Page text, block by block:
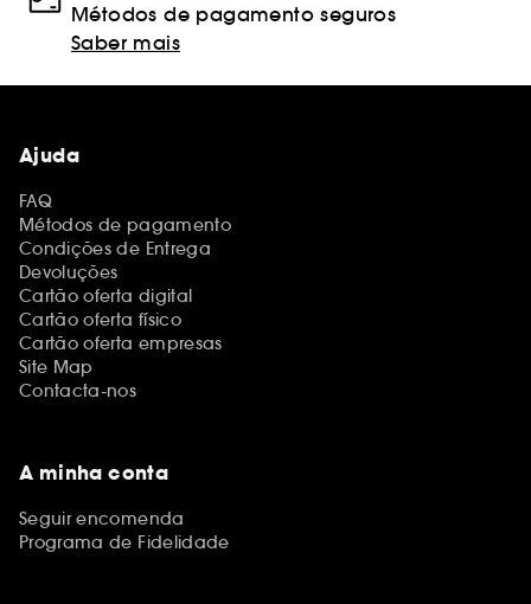
Métodos de pagamento seguros
Saber mais
Ajuda
FAQ
Métodos de pagamento
Condições de Entrega
Devoluções
Cartão oferta digital
Cartão oferta físico
Cartão oferta empresas
Site Map
Contacta-nos
A minha conta
Seguir encomenda
Programa de Fidelidade